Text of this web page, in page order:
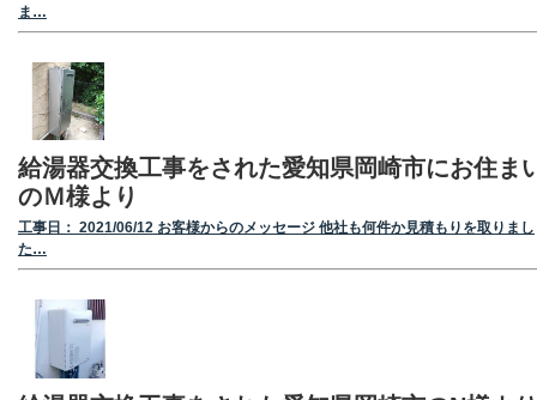
ま…
給湯器交換工事をされた愛知県岡崎市にお住ま
のＭ様より
工事日： 2021/06/12 お客様からのメッセージ 他社も何件か見積もりを取りまし
た…